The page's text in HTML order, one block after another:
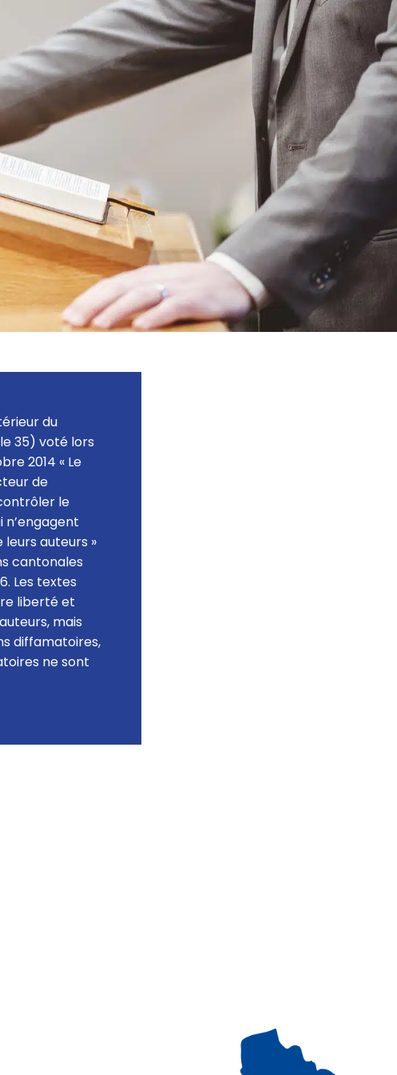
CULTURE/SPORT SERVICES EN LIGNE
du
35) voté lors
2014 « Le
de
le
auteurs »
cantonales
Les textes
liberté et
mais
diffamatoires,
ne sont